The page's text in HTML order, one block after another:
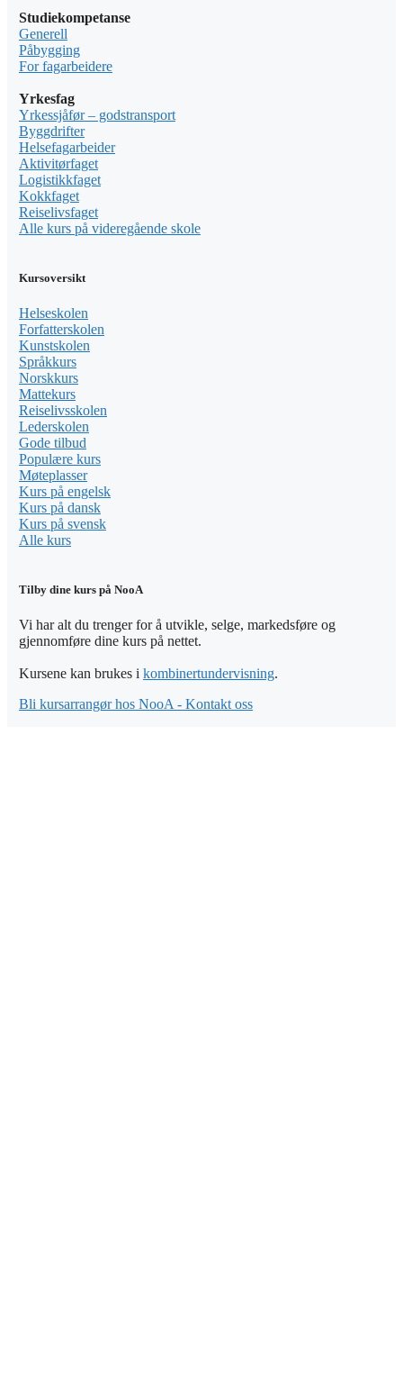
Studiekompetanse
Generell
Påbygging
For fagarbeidere
Yrkesfag
Yrkessjåfør – godstransport
Byggdrifter
Helsefagarbeider
Aktivitørfaget
Logistikkfaget
Kokkfaget
Reiselivsfaget
Alle kurs på videregående skole
Kursoversikt
Helseskolen
Forfatterskolen
Kunstskolen
Språkkurs
Norskkurs
Mattekurs
Reiselivsskolen
Lederskolen
Gode tilbud
Populære kurs
Møteplasser
Kurs på engelsk
Kurs på dansk
Kurs på svensk
Alle kurs
Tilby dine kurs på NooA
Vi har alt du trenger for å utvikle, selge, markedsføre og
gjennomføre dine kurs på nettet.
Kursene kan brukes i kombinertundervisning.
Bli kursarrangør hos NooA - Kontakt oss